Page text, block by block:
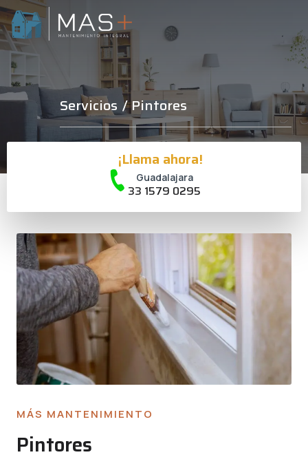
Servicios / Pintores
¡Llama ahora!
Guadalajara
33 1579 0295
MÁS MANTENIMIENTO
Pintores